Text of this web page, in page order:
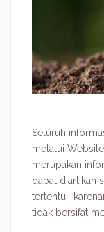
Seluruh
melalui
merupakan
dapat diartikan
tertentu,
tidak bersifat